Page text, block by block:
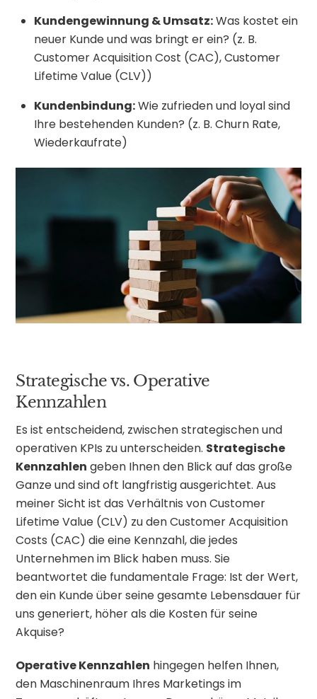
Kundengewinnung & Umsatz:Was kostet ein
neuer Kunde und was bringt er ein? (z. B.
Customer Acquisition Cost (CAC), Customer
Lifetime Value (CLV))
Kundenbindung:Wie zufrieden und loyal sind
Ihre bestehenden Kunden? (z. B. Churn Rate,
Wiederkaufrate)
Strategische vs. Operative
Kennzahlen
Es ist entscheidend, zwischen strategischen und
operativen KPIs zu unterscheiden. Strategische
Kennzahlen geben Ihnen den Blick auf das große
Ganze und sind oft langfristig ausgerichtet. Aus
meiner Sicht ist das Verhältnis von Customer
Lifetime Value (CLV) zu den Customer Acquisition
Costs (CAC) die eine Kennzahl, die jedes
Unternehmen im Blick haben muss. Sie
beantwortet die fundamentale Frage: Ist der Wert,
den ein Kunde über seine gesamte Lebensdauer für
uns generiert, höher als die Kosten für seine
Akquise?
Operative Kennzahlen hingegen helfen Ihnen,
den Maschinenraum Ihres Marketings im